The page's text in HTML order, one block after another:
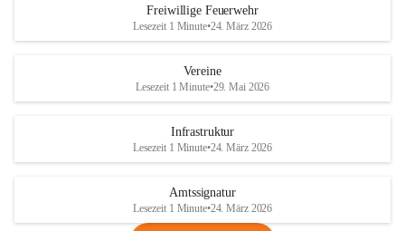
Freiwillige Feuerwehr
Lesezeit 1 Minute•24. März 2026
Vereine
Lesezeit 1 Minute•29. Mai 2026
Infrastruktur
Lesezeit 1 Minute•24. März 2026
Amtssignatur
Lesezeit 1 Minute•24. März 2026